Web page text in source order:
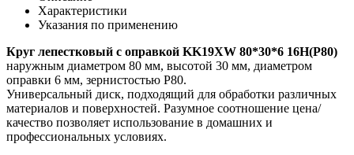
Характеристики
Указания по применению
Круг лепестковый с оправкой KK19XW 80*30*6 16Н(P80)
наружным диаметром 80 мм, высотой 30 мм, диаметром
оправки 6 мм, зернистостью Р80.
Универсальный диск, подходящий для обработки различных
материалов и поверхностей. Разумное соотношение цена/
качество позволяет использование в домашних и
профессиональных условиях.